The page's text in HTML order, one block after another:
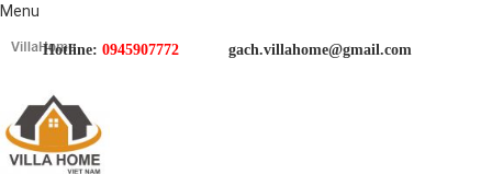
Menu
Hotline: 0945907772 gach.villahome@gmail.com